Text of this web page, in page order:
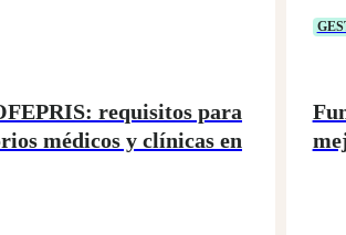
requisitos para
médicos y clínicas en